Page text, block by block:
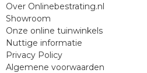
Over Onlinebestrating.nl
Showroom
Onze online tuinwinkels
Nuttige informatie
Privacy Policy
Algemene voorwaarden